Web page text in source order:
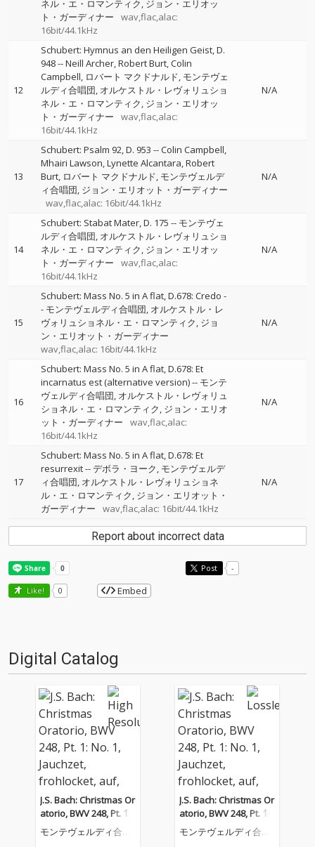
ネル・エ・ロマンティク ジョン・エリオッ
ト・ガーディナー
wav,flac,alac:
16bit/44.1kHz
12
Schubert: Hymnus an den Heiligen Geist, D.
948--Neill Archer Robert Burt Colin
Campbell ロバート マクドナルド モンテヴェ
ルディ合唱団 オルケストル・レヴォリュショ
ネル・エ・ロマンティク ジョン・エリオッ
ト・ガーディナー
wav,flac,alac:
16bit/44.1kHz
N/A
13
Schubert: Psalm 92, D. 953 --Colin Campbell
Mhairi Lawson Lynette Alcantara Robert
Burt ロバート マクドナルド モンテヴェルデ
ィ合唱団 ジョン・エリオット・ガーディナー
wav,flac,alac: 16bit/44.1kHz
N/A
14
Schubert: Stabat Mater, D. 175 -- モンテヴェ
ルディ合唱団 オルケストル・レヴォリュショ
ネル・エ・ロマンティク ジョン・エリオッ
ト・ガーディナー
wav,flac,alac:
16bit/44.1kHz
N/A
15
Schubert: Mass No. 5 in A flat, D.678: Credo -
- モンテヴェルディ合唱団 オルケストル・レ
ヴォリュショネル・エ・ロマンティク ジョ
ン・エリオット・ガーディナー
wav,flac,alac: 16bit/44.1kHz
N/A
16
Schubert: Mass No. 5 in A flat, D.678: Et
incarnatus est (alternative version)-- モンテ
ヴェルディ合唱団 オルケストル・レヴォリュ
ショネル・エ・ロマンティク ジョン・エリオ
ット・ガーディナー
wav,flac,alac:
16bit/44.1kHz
N/A
17
Schubert: Mass No. 5 in A flat, D.678: Et
resurrexit--デボラ・ヨーク モンテヴェルデ
ィ合唱団 オルケストル・レヴォリュショネ
ル・エ・ロマンティク ジョン・エリオット・
ガーディナー
wav,flac,alac: 16bit/44.1kHz
N/A
Report about incorrect data
Post -
Like! 0 Embed
Digital Catalog
J.S. Bach: Christmas Or
atorio, BWV 248, Pt. 1:
No. 1, Jauchzet, frohlo
cket, auf, preiset die T
モンテヴェルディ合唱
J.S. Bach: Christmas Or
atorio, BWV 248, Pt. 1:
No. 1, Jauchzet, frohlo
cket, auf, preiset die T
モンテヴェルディ合唱